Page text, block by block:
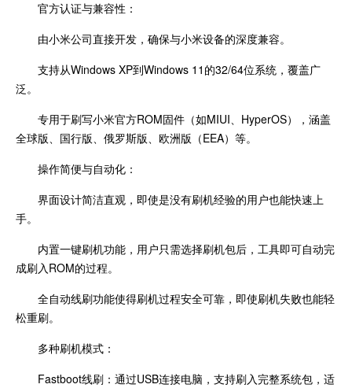
官方认证与兼容性：
由小米公司直接开发，确保与小米设备的深度兼容。
支持从Windows XP到Windows 11的32/64位系统，覆盖广
泛。
专用于刷写小米官方ROM固件（如MIUI、HyperOS），涵盖
全球版、国行版、俄罗斯版、欧洲版（EEA）等。
操作简便与自动化：
界面设计简洁直观，即使是没有刷机经验的用户也能快速上
手。
内置一键刷机功能，用户只需选择刷机包后，工具即可自动完
成刷入ROM的过程。
全自动线刷功能使得刷机过程安全可靠，即使刷机失败也能轻
松重刷。
多种刷机模式：
Fastboot线刷：通过USB连接电脑，支持刷入完整系统包，适